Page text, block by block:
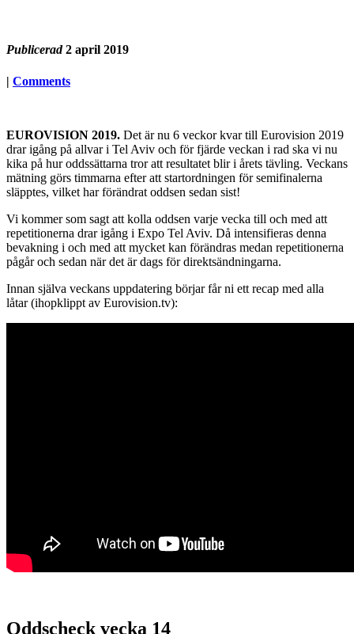
Publicerad 2 april 2019
| Comments
EUROVISION 2019. Det är nu 6 veckor kvar till Eurovision 2019
drar igång på allvar i Tel Aviv och för fjärde veckan i rad ska vi nu
kika på hur oddssättarna tror att resultatet blir i årets tävling. Veckans
mätning görs timmarna efter att startordningen för semifinalerna
släpptes, vilket har förändrat oddsen sedan sist!
Vi kommer som sagt att kolla oddsen varje vecka till och med att
repetitionerna drar igång i Expo Tel Aviv. Då intensifieras denna
bevakning i och med att mycket kan förändras medan repetitionerna
pågår och sedan när det är dags för direktsändningarna.
Innan själva veckans uppdatering börjar får ni ett recap med alla
låtar (ihopklippt av Eurovision.tv):
Oddscheck vecka 14